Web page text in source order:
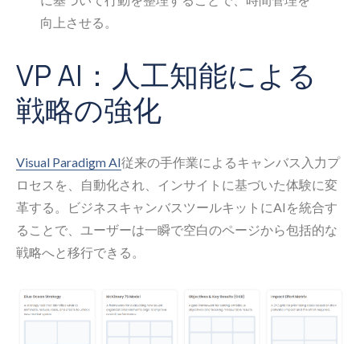
向上させる。
VP AI：人工知能による
戦略の強化
Visual Paradigm AI従来の手作業によるキャンバス入力プ
ロセスを、自動化され、インサイトに基づいた体験に変
革する。ビジネスキャンバスツールキットにAIを統合す
ることで、ユーザーは一瞬で空白のページから包括的な
戦略へと移行できる。